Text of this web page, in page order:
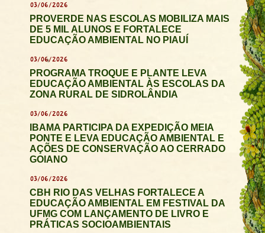
03/06/2026
PROVERDE NAS ESCOLAS MOBILIZA MAIS
DE 5 MIL ALUNOS E FORTALECE
EDUCAÇÃO AMBIENTAL NO PIAUÍ
03/06/2026
PROGRAMA TROQUE E PLANTE LEVA
EDUCAÇÃO AMBIENTAL ÀS ESCOLAS DA
ZONA RURAL DE SIDROLÂNDIA
03/06/2026
IBAMA PARTICIPA DA EXPEDIÇÃO MEIA
PONTE E LEVA EDUCAÇÃO AMBIENTAL E
AÇÕES DE CONSERVAÇÃO AO CERRADO
GOIANO
03/06/2026
CBH RIO DAS VELHAS FORTALECE A
EDUCAÇÃO AMBIENTAL EM FESTIVAL DA
UFMG COM LANÇAMENTO DE LIVRO E
PRÁTICAS SOCIOAMBIENTAIS